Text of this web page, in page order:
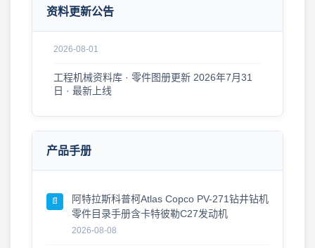
资料更新公告
2026年8月1日 更新 工程机械零件图册 · 资料更
新公告
日 · 最新上线
2026-07-31
工程机械资料更新 · 零件图册·维修手册 2026年
产品手册
📄
阿特拉斯科普柯Atlas Copco PV-271钻井钻机
零件目录手册含卡特彼勒C27发动机
2026-08-08